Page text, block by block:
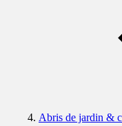
Abris de jardin &